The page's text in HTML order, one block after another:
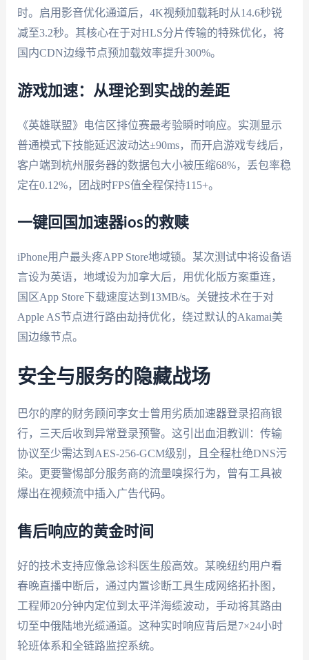
时。启用影音优化通道后，4K视频加载耗时从14.6秒锐
减至3.2秒。其核心在于对HLS分片传输的特殊优化，将
国内CDN边缘节点预加载效率提升300%。
游戏加速：从理论到实战的差距
《英雄联盟》电信区排位赛最考验瞬时响应。实测显示
普通模式下技能延迟波动达±90ms，而开启游戏专线后，
客户端到杭州服务器的数据包大小被压缩68%，丢包率稳
定在0.12%，团战时FPS值全程保持115+。
一键回国加速器ios的救赎
iPhone用户最头疼APP Store地域锁。某次测试中将设备语
言设为英语，地域设为加拿大后，用优化版方案重连，
国区App Store下载速度达到13MB/s。关键技术在于对
Apple AS节点进行路由劫持优化，绕过默认的Akamai美
国边缘节点。
安全与服务的隐藏战场
巴尔的摩的财务顾问李女士曾用劣质加速器登录招商银
行，三天后收到异常登录预警。这引出血泪教训：传输
协议至少需达到AES-256-GCM级别，且全程杜绝DNS污
染。更要警惕部分服务商的流量嗅探行为，曾有工具被
爆出在视频流中插入广告代码。
售后响应的黄金时间
好的技术支持应像急诊科医生般高效。某晚纽约用户看
春晚直播中断后，通过内置诊断工具生成网络拓扑图，
工程师20分钟内定位到太平洋海缆波动，手动将其路由
切至中俄陆地光缆通道。这种实时响应背后是7×24小时
轮班体系和全链路监控系统。